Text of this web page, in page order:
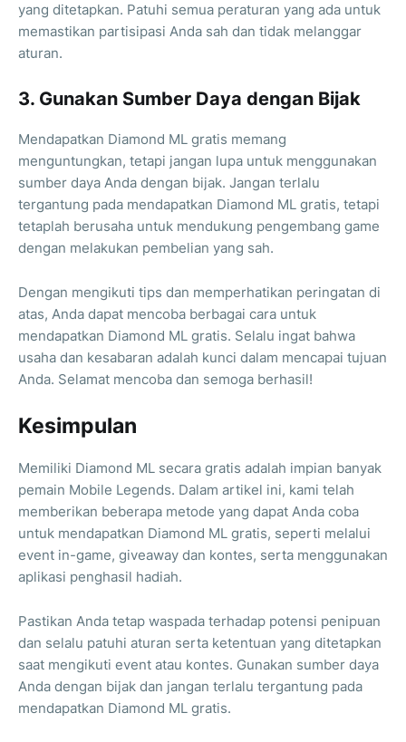
yang ditetapkan. Patuhi semua peraturan yang ada untuk
memastikan partisipasi Anda sah dan tidak melanggar
aturan.
3. Gunakan Sumber Daya dengan Bijak
Mendapatkan Diamond ML gratis memang
menguntungkan, tetapi jangan lupa untuk menggunakan
sumber daya Anda dengan bijak. Jangan terlalu
tergantung pada mendapatkan Diamond ML gratis, tetapi
tetaplah berusaha untuk mendukung pengembang game
dengan melakukan pembelian yang sah.
Dengan mengikuti tips dan memperhatikan peringatan di
atas, Anda dapat mencoba berbagai cara untuk
mendapatkan Diamond ML gratis. Selalu ingat bahwa
usaha dan kesabaran adalah kunci dalam mencapai tujuan
Anda. Selamat mencoba dan semoga berhasil!
Kesimpulan
Memiliki Diamond ML secara gratis adalah impian banyak
pemain Mobile Legends. Dalam artikel ini, kami telah
memberikan beberapa metode yang dapat Anda coba
untuk mendapatkan Diamond ML gratis, seperti melalui
event in-game, giveaway dan kontes, serta menggunakan
aplikasi penghasil hadiah.
Pastikan Anda tetap waspada terhadap potensi penipuan
dan selalu patuhi aturan serta ketentuan yang ditetapkan
saat mengikuti event atau kontes. Gunakan sumber daya
Anda dengan bijak dan jangan terlalu tergantung pada
mendapatkan Diamond ML gratis.